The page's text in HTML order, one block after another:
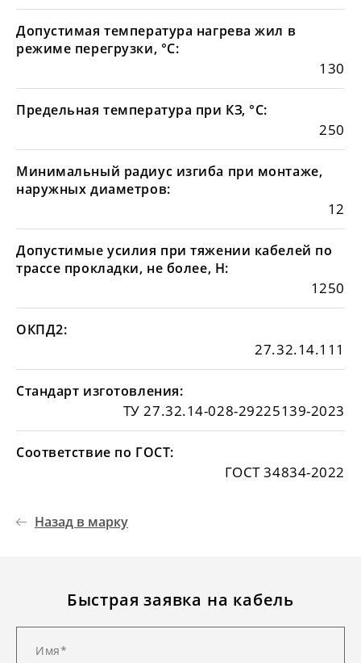
Допустимая температура нагрева жил в
режиме перегрузки, °С:
130
Предельная температура при КЗ, °С:
250
Минимальный радиус изгиба при монтаже,
наружных диаметров:
12
Допустимые усилия при тяжении кабелей по
трассе прокладки, не более, Н:
1250
ОКПД2:
27.32.14.111
Стандарт изготовления:
ТУ 27.32.14-028-29225139-2023
Соответствие по ГОСТ:
ГОСТ 34834-2022
Назад в марку
Быстрая заявка на кабель